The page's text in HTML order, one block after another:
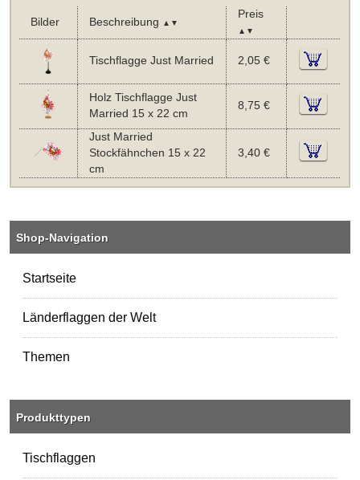
Bilder Beschreibung ▲▼
Preis
▲▼
Tischflagge Just Married 2,05 €
Holz Tischflagge Just
Married 15 x 22 cm
8,75 €
Just Married
Stockfähnchen 15 x 22
cm
3,40 €
Shop-Navigation
Startseite
Länderflaggen der Welt
Themen
Produkttypen
Tischflaggen